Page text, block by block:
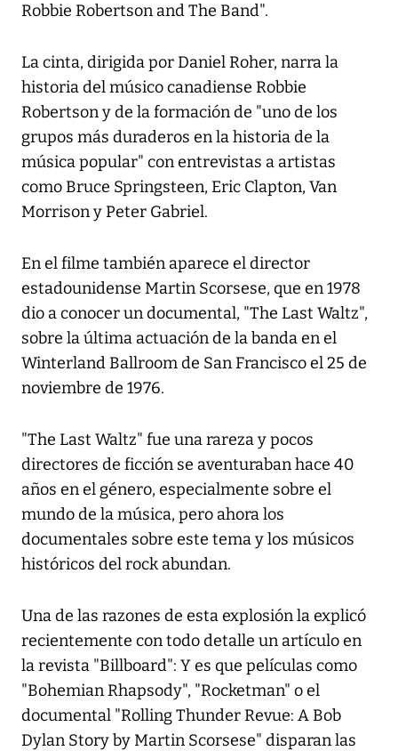
Robbie Robertson and The Band".
La cinta, dirigida por Daniel Roher, narra la
historia del músico canadiense Robbie
Robertson y de la formación de "uno de los
grupos más duraderos en la historia de la
música popular" con entrevistas a artistas
como Bruce Springsteen, Eric Clapton, Van
Morrison y Peter Gabriel.
En el filme también aparece el director
estadounidense Martin Scorsese, que en 1978
dio a conocer un documental, "The Last Waltz",
sobre la última actuación de la banda en el
Winterland Ballroom de San Francisco el 25 de
noviembre de 1976.
"The Last Waltz" fue una rareza y pocos
directores de ficción se aventuraban hace 40
años en el género, especialmente sobre el
mundo de la música, pero ahora los
documentales sobre este tema y los músicos
históricos del rock abundan.
Una de las razones de esta explosión la explicó
recientemente con todo detalle un artículo en
la revista "Billboard": Y es que películas como
"Bohemian Rhapsody", "Rocketman" o el
documental "Rolling Thunder Revue: A Bob
Dylan Story by Martin Scorsese" disparan las